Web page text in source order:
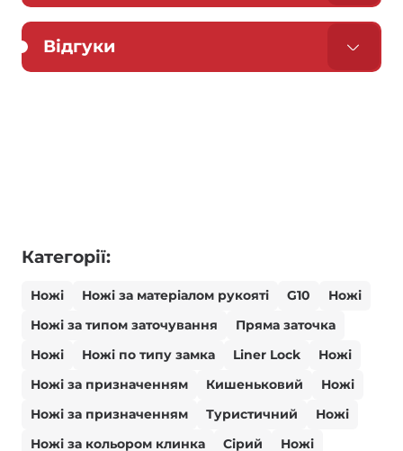
Відгуки
Категорії:
Ножі Ножі за матеріалом рукояті G10
Ножі
Ножі за типом заточування
Пряма заточка
Ножі
Ножі по типу замка Liner Lock
Ножі
Ножі за призначенням
Кишеньковий
Ножі
Ножі за призначенням
Туристичний
Ножі
Ножі за кольором клинка
Сірий
Ножі